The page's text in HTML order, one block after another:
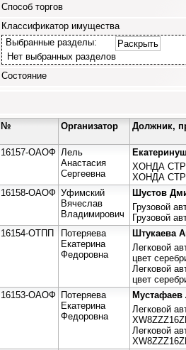
Способ торгов
Классификатор имущества
Выбранные разделы:
Раскрыть
Нет выбранных разделов
Состояние
№ Организатор Должник,
16157-ОАОФ Лель
Анастасия
Сергеевна
ХОНДА
ХОНДА
16158-ОАОФ Уфимский
Вячеслав
Владимирович
Шустов
Грузовой
Грузовой
16154-ОТПП
Потеряева
Екатерина
Федоровна
Штукаева
Легковой
цвет
Легковой
цвет
16153-ОАОФ Потеряева
Екатерина
Федоровна
Легковой
Легковой